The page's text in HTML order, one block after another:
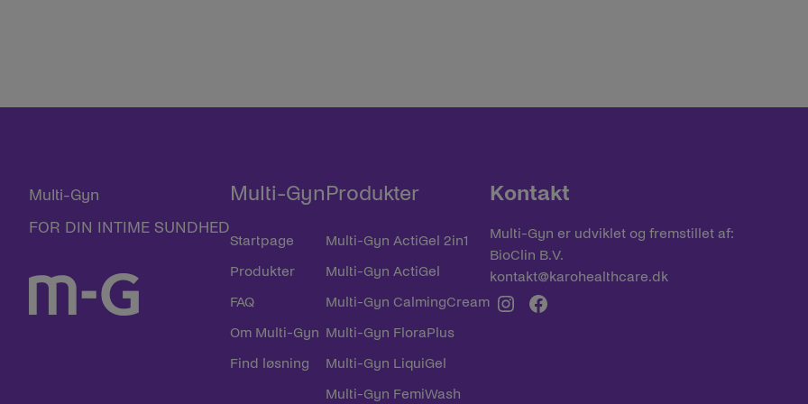
Multi-Gyn
FOR DIN INTIME SUNDHED
Multi-Gyn
Startpage
Produkter
FAQ
Om Multi-Gyn
Find løsning
Produkter
Multi-Gyn ActiGel 2in1
Multi-Gyn ActiGel
Multi-Gyn CalmingCream
Multi-Gyn FloraPlus
Multi-Gyn LiquiGel
Multi-Gyn FemiWash
Kontakt
Multi-Gyn er udviklet og fremstillet af:
BioClin B.V.
kontakt@karohealthcare.dk
Instagram
Facebook